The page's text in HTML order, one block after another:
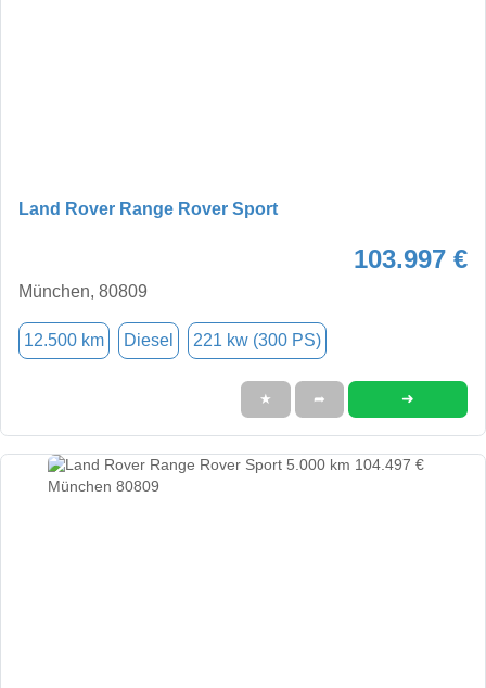
Land Rover Range Rover Sport
103.997 €
München, 80809
12.500 km Diesel 221 kw (300 PS)
★ ➦ ➜